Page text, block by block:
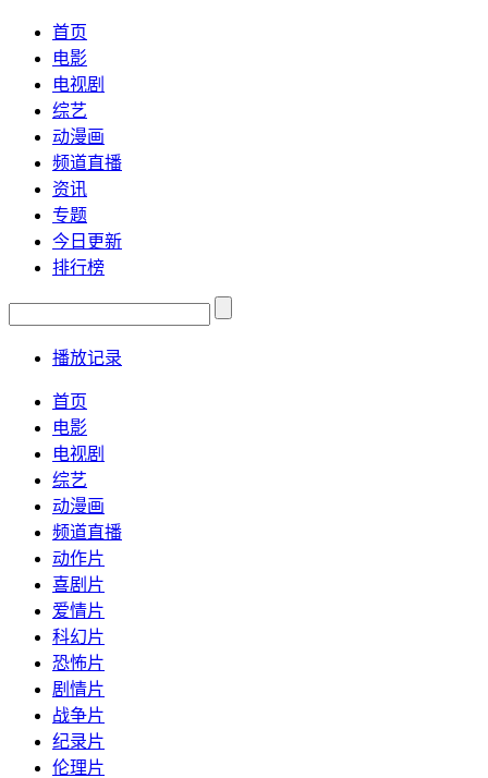
首页
电影
电视剧
综艺
动漫画
频道直播
资讯
专题
今日更新
排行榜
播放记录
首页
电影
电视剧
综艺
动漫画
频道直播
动作片
喜剧片
爱情片
科幻片
恐怖片
剧情片
战争片
纪录片
伦理片